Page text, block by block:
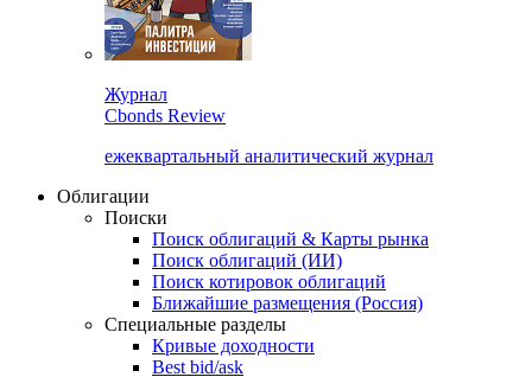
Журнал
Cbonds Review
ежеквартальный аналитический журнал
Облигации
Поиски
Поиск облигаций & Карты рынка
Поиск облигаций (ИИ)
Поиск котировок облигаций
Ближайшие размещения (Россия)
Специальные разделы
Кривые доходности
Best bid/ask